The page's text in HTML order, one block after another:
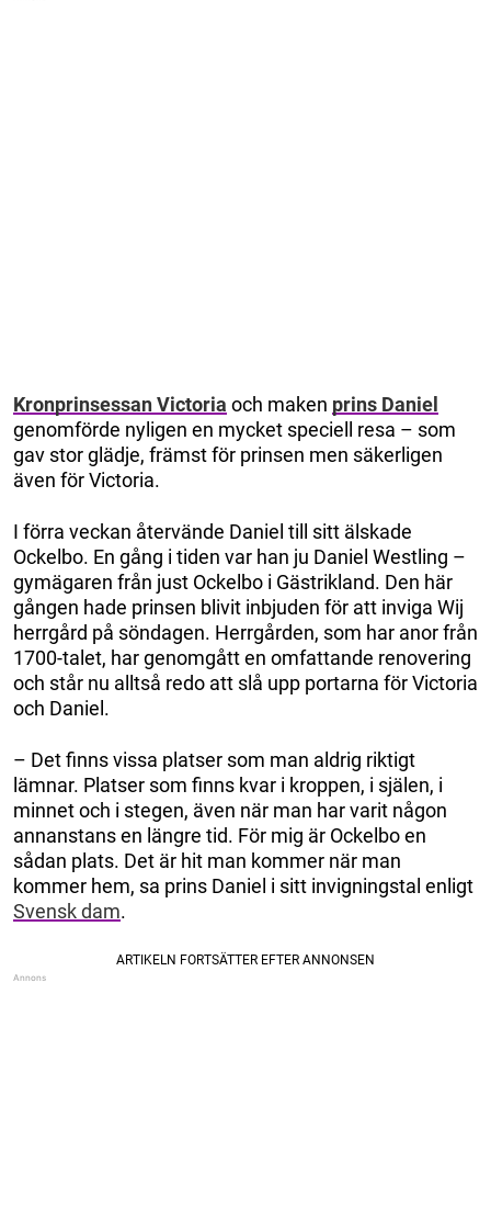
Kronprinsessan Victoria och maken prins Daniel
genomförde nyligen en mycket speciell resa – som
gav stor glädje, främst för prinsen men säkerligen
även för Victoria.
I förra veckan återvände Daniel till sitt älskade
Ockelbo. En gång i tiden var han ju Daniel Westling –
gymägaren från just Ockelbo i Gästrikland. Den här
gången hade prinsen blivit inbjuden för att inviga Wij
herrgård på söndagen. Herrgården, som har anor från
1700-talet, har genomgått en omfattande renovering
och står nu alltså redo att slå upp portarna för Victoria
och Daniel.
– Det finns vissa platser som man aldrig riktigt
lämnar. Platser som finns kvar i kroppen, i själen, i
minnet och i stegen, även när man har varit någon
annanstans en längre tid. För mig är Ockelbo en
sådan plats. Det är hit man kommer när man
kommer hem, sa prins Daniel i sitt invigningstal enligt
Svensk dam.